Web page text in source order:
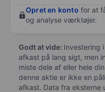
Opret en konto for at
og analyse værktøjer.
Godt at vide: Investering
afkast på lang sigt, men
miste dele af eller hele
denne aktie er ikke en
afkast. Data fra eksterne